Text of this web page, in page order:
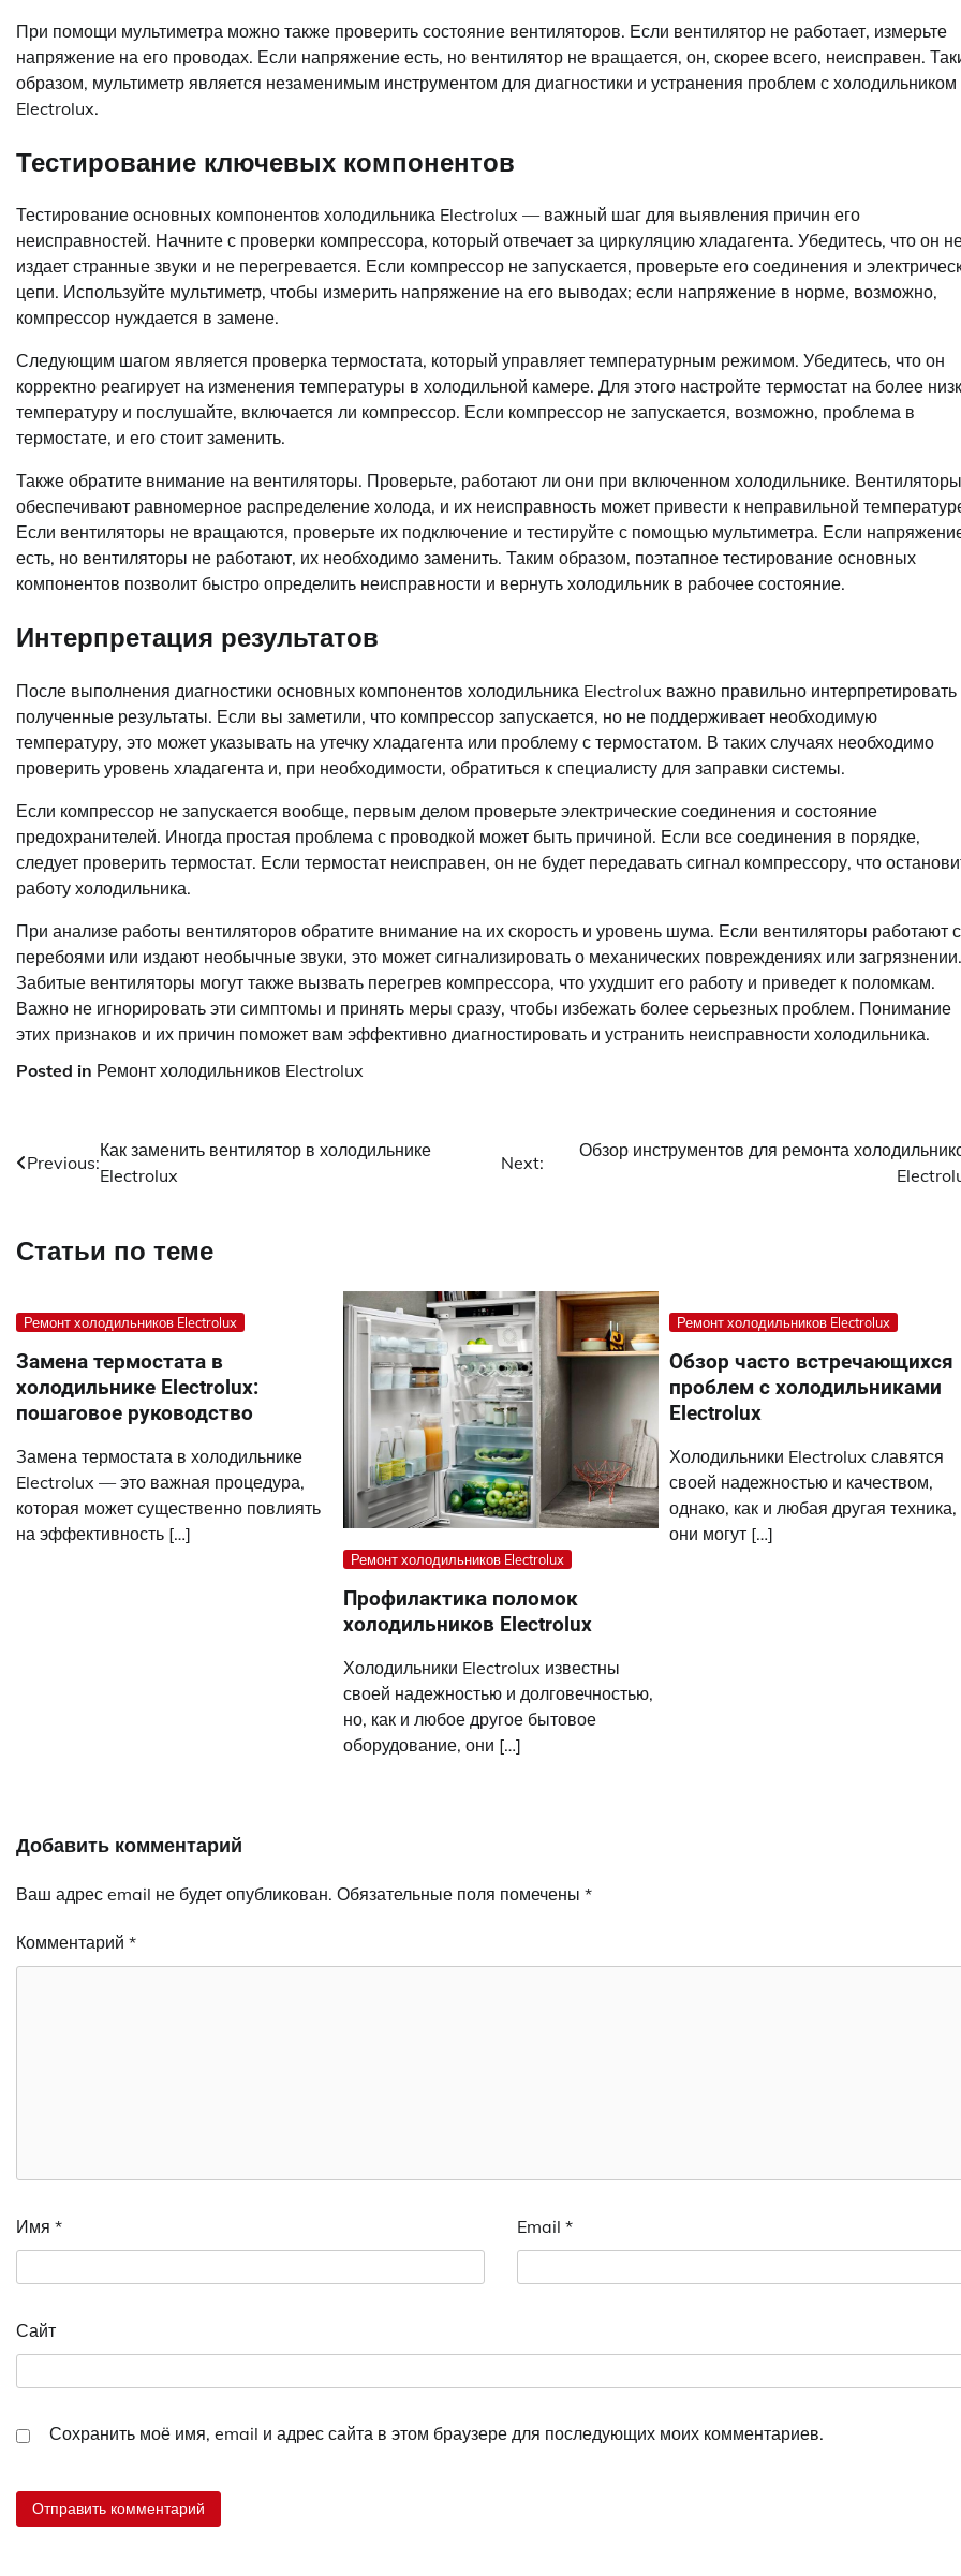
При помощи мультиметра можно также проверить состояние вентиляторов. Если вентилятор не работает, измерьте
напряжение на его проводах. Если напряжение есть, но вентилятор не вращается, он, скорее всего, неисправен.
образом, мультиметр является незаменимым инструментом для диагностики и устранения проблем с холодильником
Electrolux.
Тестирование ключевых компонентов
Тестирование основных компонентов холодильника Electrolux — важный шаг для выявления причин его
неисправностей. Начните с проверки компрессора, который отвечает за циркуляцию хладагента. Убедитесь, что он
издает странные звуки и не перегревается. Если компрессор не запускается, проверьте его соединения и
цепи. Используйте мультиметр, чтобы измерить напряжение на его выводах; если напряжение в норме, возможно,
компрессор нуждается в замене.
Следующим шагом является проверка термостата, который управляет температурным режимом. Убедитесь, что он
корректно реагирует на изменения температуры в холодильной камере. Для этого настройте термостат на более
температуру и послушайте, включается ли компрессор. Если компрессор не запускается, возможно, проблема в
термостате, и его стоит заменить.
Также обратите внимание на вентиляторы. Проверьте, работают ли они при включенном холодильнике. Вентиляторы
обеспечивают равномерное распределение холода, и их неисправность может привести к неправильной
Если вентиляторы не вращаются, проверьте их подключение и тестируйте с помощью мультиметра. Если
есть, но вентиляторы не работают, их необходимо заменить. Таким образом, поэтапное тестирование основных
компонентов позволит быстро определить неисправности и вернуть холодильник в рабочее состояние.
Интерпретация результатов
После выполнения диагностики основных компонентов холодильника Electrolux важно правильно интерпретировать
полученные результаты. Если вы заметили, что компрессор запускается, но не поддерживает необходимую
температуру, это может указывать на утечку хладагента или проблему с термостатом. В таких случаях необходимо
проверить уровень хладагента и, при необходимости, обратиться к специалисту для заправки системы.
Если компрессор не запускается вообще, первым делом проверьте электрические соединения и состояние
предохранителей. Иногда простая проблема с проводкой может быть причиной. Если все соединения в порядке,
следует проверить термостат. Если термостат неисправен, он не будет передавать сигнал компрессору, что
работу холодильника.
При анализе работы вентиляторов обратите внимание на их скорость и уровень шума. Если вентиляторы работают с
перебоями или издают необычные звуки, это может сигнализировать о механических повреждениях или загрязнении.
Забитые вентиляторы могут также вызвать перегрев компрессора, что ухудшит его работу и приведет к поломкам.
Важно не игнорировать эти симптомы и принять меры сразу, чтобы избежать более серьезных проблем. Понимание
этих признаков и их причин поможет вам эффективно диагностировать и устранить неисправности холодильника.
Posted in Ремонт холодильников Electrolux
Навигация
Previous:
Как заменить вентилятор в холодильнике
Electrolux
Next:
Обзор инструментов для ремонта
Статьи по теме
Ремонт холодильников Electrolux
Замена термостата в
холодильнике Electrolux:
пошаговое руководство
Замена термостата в холодильнике
Electrolux — это важная процедура,
которая может существенно повлиять
на эффективность […]
Ремонт холодильников Electrolux
Профилактика поломок
холодильников Electrolux
Холодильники Electrolux известны
своей надежностью и долговечностью,
но, как и любое другое бытовое
оборудование, они […]
Ремонт холодильников Electrolux
Обзор часто встречающихся
проблем с холодильниками
Electrolux
Холодильники Electrolux славятся
своей надежностью и качеством,
однако, как и любая другая техника,
они могут […]
Добавить комментарий
Ваш адрес email не будет опубликован. Обязательные поля помечены *
Комментарий *
Имя * Email *
Сайт
Сохранить моё имя, email и адрес сайта в этом браузере для последующих моих комментариев.